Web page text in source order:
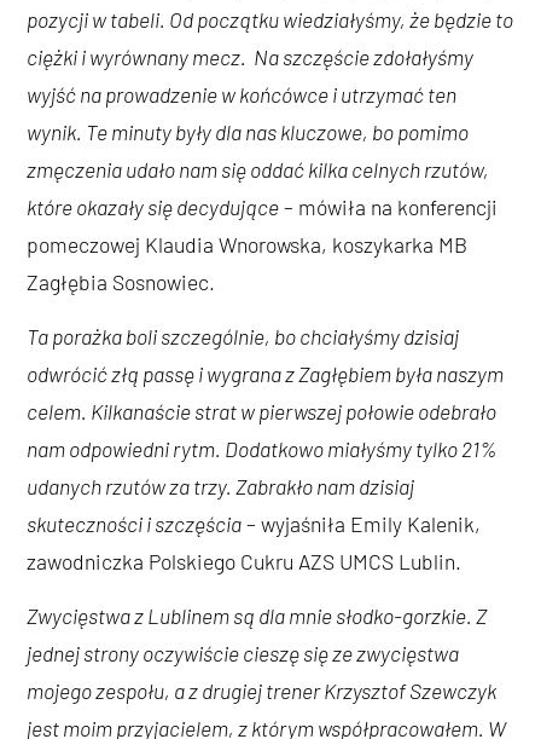
pozycji w tabeli. Od początku wiedziałyśmy, że będzie to
ciężki i wyrównany mecz. Na szczęście zdołałyśmy
wyjść na prowadzenie w końcówce i utrzymać ten
wynik. Te minuty były dla nas kluczowe, bo pomimo
zmęczenia udało nam się oddać kilka celnych rzutów,
które okazały się decydujące– mówiła na konferencji
pomeczowej Klaudia Wnorowska, koszykarka MB
Zagłębia Sosnowiec.
Ta porażka boli szczególnie, bo chciałyśmy dzisiaj
odwrócić złą passę i wygrana z Zagłębiem była naszym
celem. Kilkanaście strat w pierwszej połowie odebrało
nam odpowiedni rytm. Dodatkowo miałyśmy tylko 21%
udanych rzutów za trzy. Zabrakło nam dzisiaj
skuteczności i szczęścia– wyjaśniła Emily Kalenik,
zawodniczka Polskiego Cukru AZS UMCS Lublin.
Zwycięstwa z Lublinem są dla mnie słodko-gorzkie. Z
jednej strony oczywiście cieszę się ze zwycięstwa
mojego zespołu, a z drugiej trener Krzysztof Szewczyk
jest moim przyjacielem, z którym współpracowałem. W